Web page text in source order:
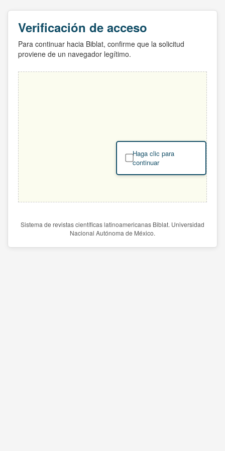
Verificación de acceso
Para continuar hacia Biblat, confirme que la solicitud
proviene de un navegador legítimo.
Haga clic para
continuar
Sistema de revistas científicas latinoamericanas Biblat. Universidad
Nacional Autónoma de México.